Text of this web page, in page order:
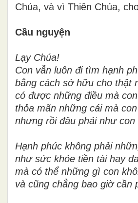
Chúa, và vì Thiên Chúa,
Cầu nguyện
Lạy Chúa!
Con vẫn luôn đi tìm hạnh
bằng cách sở hữu cho thật
có được những điều mà
thỏa mãn những cái mà
nhưng rồi đâu phải như con
Hạnh phúc không phải
như sức khỏe tiền tài hay
mà có thể những gì con
và cũng chẳng bao giờ cần